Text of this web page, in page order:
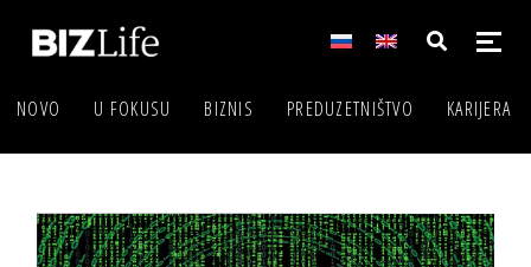
NOVO U FOKUSU BIZNIS PREDUZETNIŠTVO KARIJERA